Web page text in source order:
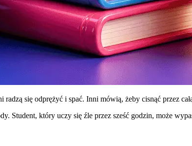
się odprężyć i spać. Inni mówią, żeby cisnąć przez
Student, który uczy się źle przez sześć godzin, może